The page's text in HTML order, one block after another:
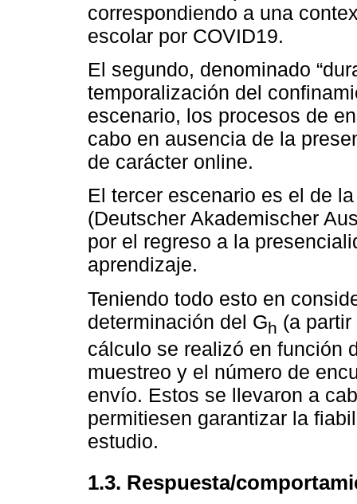
correspondiendo a una
escolar por COVID19.
El segundo, denominado
temporalización del
escenario, los procesos de
cabo en ausencia de la
de carácter online.
El tercer escenario es el de
(Deutscher Akademischer
por el regreso a la
aprendizaje.
Teniendo todo esto en
determinación del Gh (a
cálculo se realizó en función
muestreo y el número de
envío. Estos se llevaron a
permitiesen garantizar la
estudio.
1.3. Respuesta/